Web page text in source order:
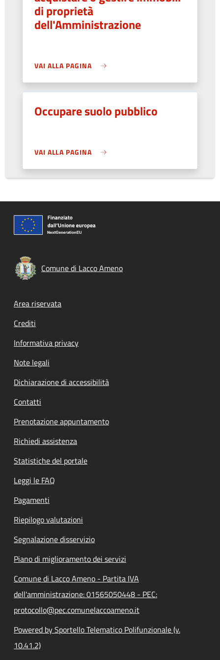
di proprietà
dell'Amministrazione
VAI ALLA PAGINA
Occupare suolo pubblico
VAI ALLA PAGINA
Comune di Lacco Ameno
Footer menu
Area riservata
Crediti
Informativa privacy
Note legali
Dichiarazione di accessibilità
Contatti
Prenotazione appuntamento
Richiedi assistenza
Statistiche del portale
Leggi le FAQ
Pagamenti
Riepilogo valutazioni
Segnalazione disservizio
Piano di miglioramento dei servizi
Comune di Lacco Ameno - Partita IVA
dell'amministrazione: 01565050448 - PEC:
protocollo@pec.comunelaccoameno.it
Powered by Sportello Telematico Polifunzionale (v.
10.41.2)